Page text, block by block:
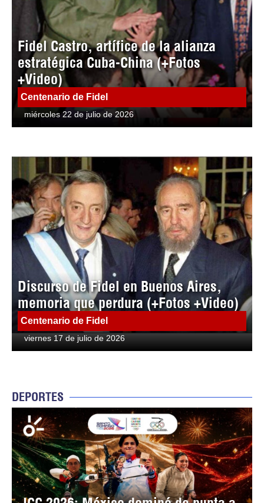
Fidel Castro, artífice de la alianza
estratégica Cuba-China (+Fotos
+Video)
Centenario de Fidel
miércoles 22 de julio de 2026
Discurso de Fidel en Buenos Aires,
memoria que perdura (+Fotos +Video)
Centenario de Fidel
viernes 17 de julio de 2026
DEPORTES